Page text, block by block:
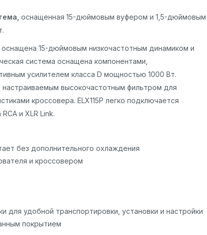
оснащенная 15-дюймовым вуфером и 1,5-дюймовым
оснащена 15-дюймовым низкочастотным динамиком и
система оснащена компонентами,
усилителем класса D мощностью 1000 Вт.
высокочастотным фильтром для
кроссовера. ELX115P легко подключается
и XLR Link.
без дополнительного охлаждения
и кроссовером
для удобной транспортировки, установки и настройки
покрытием